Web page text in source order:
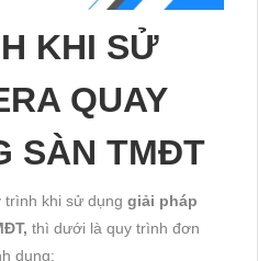
KHI SỬ
QUAY
SÀN TMĐT
trình khi sử dụng giải pháp
thì dưới là quy trình đơn
dung: